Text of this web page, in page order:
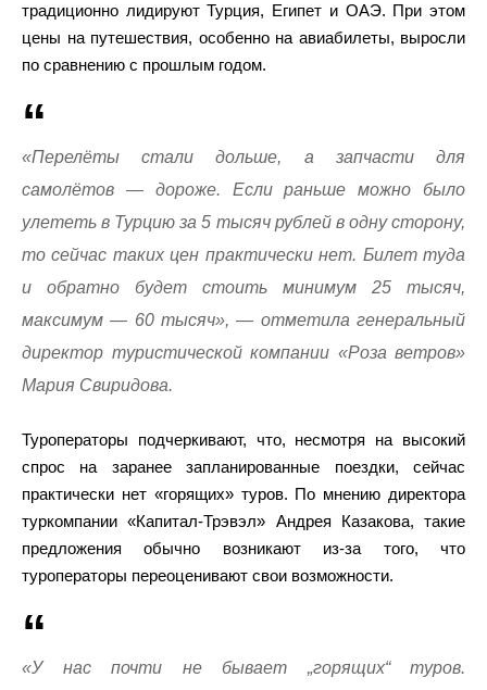
традиционно лидируют Турция, Египет и ОАЭ. При этом
цены на путешествия, особенно на авиабилеты, выросли
по сравнению с прошлым годом.
«Перелёты стали дольше, а запчасти для
самолётов — дороже. Если раньше можно было
улететь в Турцию за 5 тысяч рублей в одну сторону,
то сейчас таких цен практически нет. Билет туда
и обратно будет стоить минимум 25 тысяч,
максимум — 60 тысяч», — отметила генеральный
директор туристической компании «Роза ветров»
Мария Свиридова.
Туроператоры подчеркивают, что, несмотря на высокий
спрос на заранее запланированные поездки, сейчас
практически нет «горящих» туров. По мнению директора
туркомпании «Капитал-Трэвэл» Андрея Казакова, такие
предложения обычно возникают из-за того, что
туроператоры переоценивают свои возможности.
«У нас почти не бывает „горящих“ туров.